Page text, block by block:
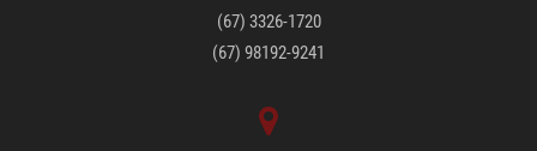
(67) 3326-1720
(67) 98192-9241